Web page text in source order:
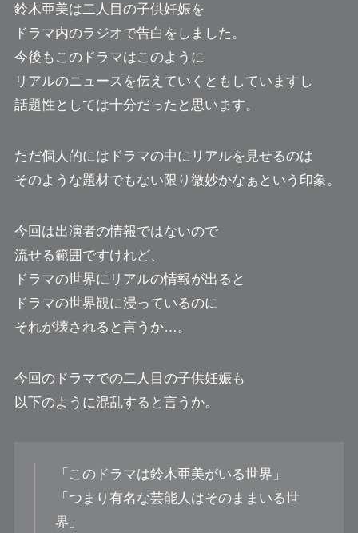
鈴木亜美は二人目の子供妊娠を
ドラマ内のラジオで告白をしました。
今後もこのドラマはこのように
リアルのニュースを伝えていくともしていますし
話題性としては十分だったと思います。
ただ個人的にはドラマの中にリアルを見せるのは
そのような題材でもない限り微妙かなぁという印象。
今回は出演者の情報ではないので
流せる範囲ですけれど、
ドラマの世界にリアルの情報が出ると
ドラマの世界観に浸っているのに
それが壊されると言うか…。
今回のドラマでの二人目の子供妊娠も
以下のように混乱すると言うか。
「このドラマは鈴木亜美がいる世界」
「つまり有名な芸能人はそのままいる世
界」